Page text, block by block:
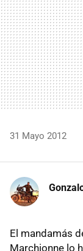
31 Mayo 2012
El mandamás
Marchionne lo